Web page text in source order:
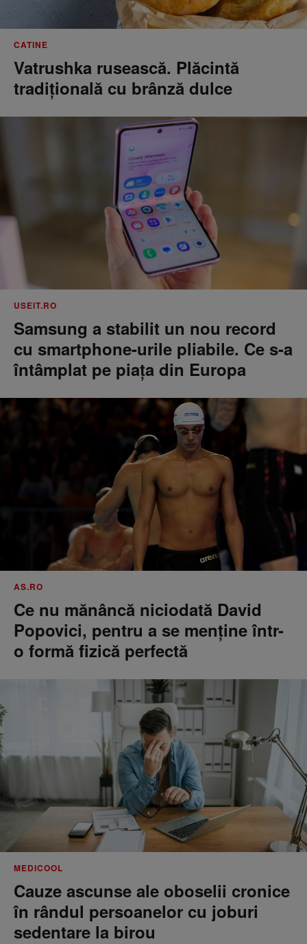
CATINE
Vatrushka rusească. Plăcintă
tradițională cu brânză dulce
USEIT.RO
Samsung a stabilit un nou record
cu smartphone-urile pliabile. Ce s-a
întâmplat pe piața din Europa
AS.RO
Ce nu mănâncă niciodată David
Popovici, pentru a se menţine într-
o formă fizică perfectă
MEDICOOL
Cauze ascunse ale oboselii cronice
în rândul persoanelor cu joburi
sedentare la birou